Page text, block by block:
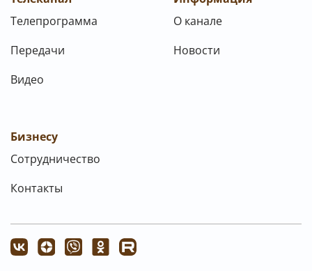
Телепрограмма
Передачи
Видео
О канале
Новости
Бизнесу
Сотрудничество
Контакты